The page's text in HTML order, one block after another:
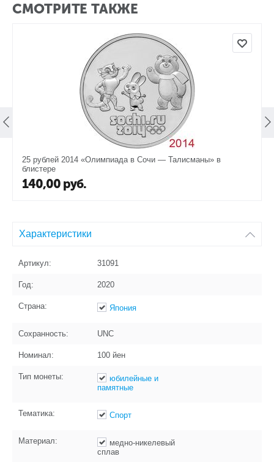
СМОТРИТЕ ТАКЖЕ
25 рублей 2014 «Олимпиада в Сочи — Талисманы» в
блистере
140,00 руб.
Характеристики
Артикул: 31091
Год: 2020
Страна: Япония
Сохранность: UNC
Номинал: 100 йен
Тип монеты:
юбилейные и
памятные
Тематика: Спорт
Материал:
медно-никелевый
сплав